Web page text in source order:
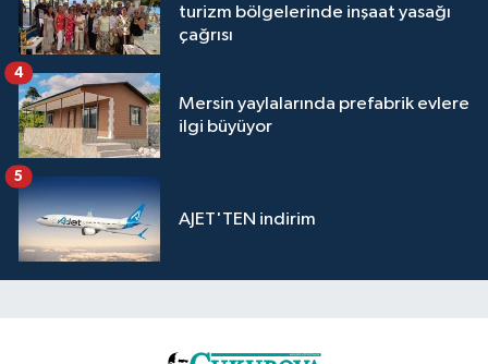
turizm bölgelerinde inşaat yasağı
çağrısı
Mersin yaylalarında prefabrik evlere
ilgi büyüyor
4
AJET'TEN indirim
5